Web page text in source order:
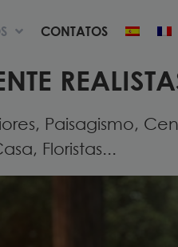
CONTATOS
CONTATOS
Paisagismo,
Floristas...